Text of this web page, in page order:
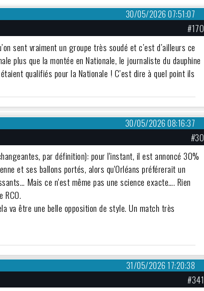
30/05/2026 07:51:07
#170
sent vraiment un groupe très soudé et c’est d’ailleurs ce
plus que la montée en Nationale, le journaliste du dauphine
qualifiés pour la Nationale ! C’est dire à quel point ils
30/05/2026 08:16:37
#30
par définition): pour l'instant, il est annoncé 30%
et ses ballons portés, alors qu'Orléans préférerait un
Mais ce n'est même pas une science exacte…. Rien
va être une belle opposition de style. Un match très
31/05/2026 17:20:38
#341